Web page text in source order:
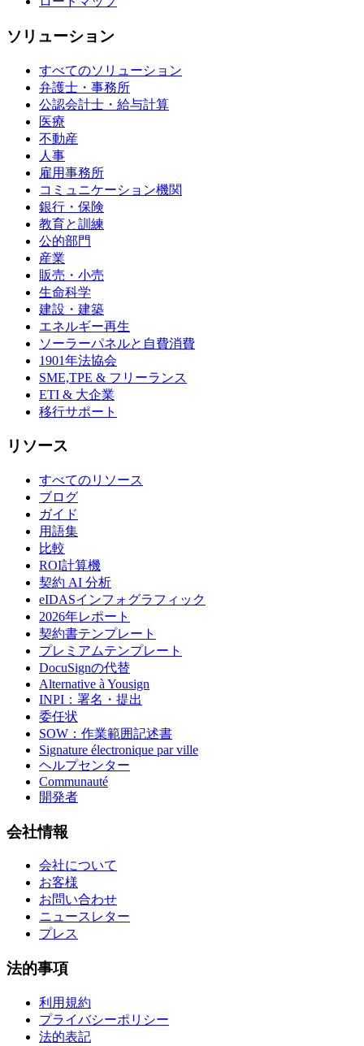
ソリューション
すべてのソリューション
弁護士・事務所
公認会計士・給与計算
医療
不動産
人事
雇用事務所
コミュニケーション機関
銀行・保険
教育と訓練
公的部門
産業
販売・小売
生命科学
建設・建築
エネルギー再生
ソーラーパネルと自費消費
1901年法協会
SME,TPE & フリーランス
ETI & 大企業
移行サポート
リソース
すべてのリソース
ブログ
ガイド
用語集
比較
ROI計算機
契約 AI 分析
eIDASインフォグラフィック
2026年レポート
契約書テンプレート
プレミアムテンプレート
DocuSignの代替
Alternative à Yousign
INPI：署名・提出
委任状
SOW：作業範囲記述書
Signature électronique par ville
ヘルプセンター
Communauté
開発者
会社情報
会社について
お客様
お問い合わせ
ニュースレター
プレス
法的事項
利用規約
プライバシーポリシー
法的表記